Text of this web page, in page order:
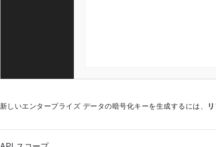
新しいエンタープライズ データの暗号化キーを生成するには、